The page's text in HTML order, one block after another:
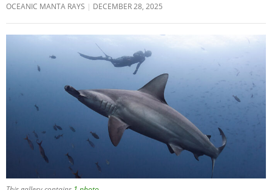
OCEANIC MANTA RAYS DECEMBER 28, 2025